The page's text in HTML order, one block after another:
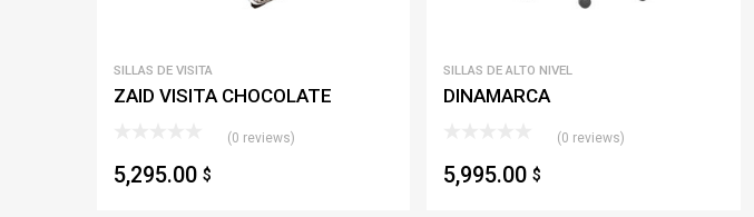
SILLAS DE VISITA
ZAID VISITA CHOCOLATE
(0 reviews)
5,295.00 $
SILLAS DE ALTO NIVEL
DINAMARCA
(0 reviews)
5,995.00$